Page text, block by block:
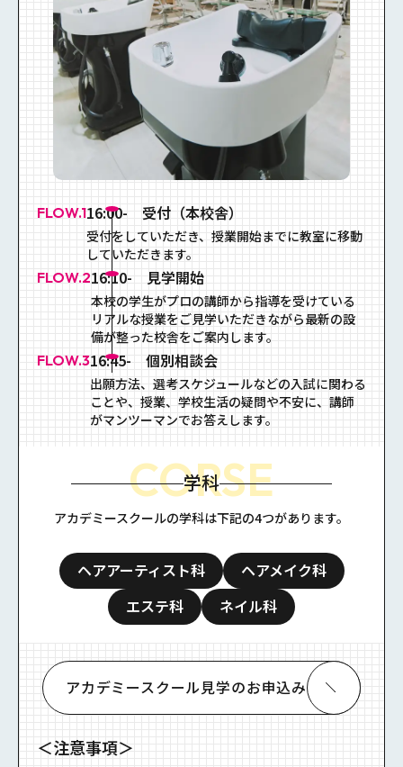
FLOW.116:00- 受付（本校舎）
受付をしていただき、授業開始までに教室に移動
していただきます。
FLOW.216:10- 見学開始
本校の学⽣がプロの講師から指導を受けている
リアルな授業をご⾒学いただきながら最新の設
備が整った校舎をご案内します。
FLOW.316:45- 個別相談会
出願方法、選考スケジュールなどの入試に関わる
ことや、授業、学校生活の疑問や不安に、講師
がマンツーマンでお答えします。
学科
アカデミースクールの学科は下記の4つがあります。
ヘアアーティスト科
ヘアメイク科
エステ科
ネイル科
アカデミースクール⾒学のお申込み
＜注意事項＞